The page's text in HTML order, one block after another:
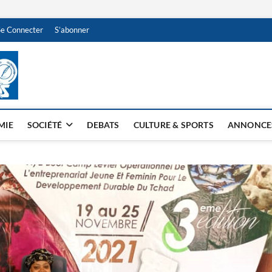
Connecter S’abonner
NDJAMENA HEBDO
SOCIÉTÉ DEBATS CULTURE & SPORTS